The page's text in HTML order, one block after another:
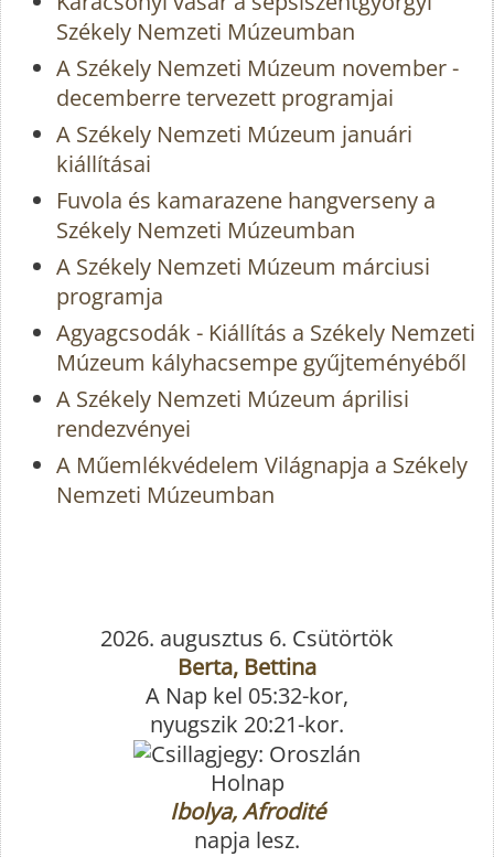
Székely Nemzeti Múzeumban
A Székely Nemzeti Múzeum november -
decemberre tervezett programjai
A Székely Nemzeti Múzeum januári
kiállításai
Fuvola és kamarazene hangverseny a
Székely Nemzeti Múzeumban
A Székely Nemzeti Múzeum márciusi
programja
Agyagcsodák - Kiállítás a Székely Nemzeti
Múzeum kályhacsempe gyűjteményéből
A Székely Nemzeti Múzeum áprilisi
rendezvényei
A Műemlékvédelem Világnapja a Székely
Nemzeti Múzeumban
2026. augusztus 6. Csütörtök
Berta, Bettina
A Nap kel 05:32-kor,
nyugszik 20:21-kor.
Holnap
Ibolya, Afrodité
napja lesz.